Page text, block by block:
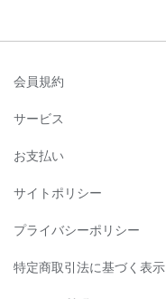
会員規約
サービス
お支払い
サイトポリシー
プライバシーポリシー
特定商取引法に基づく表示